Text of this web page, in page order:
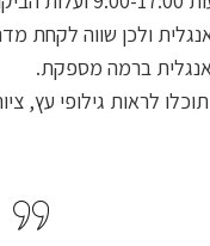
ולכן שווה לקחת
ברמה מספקת.
לראות גילופי עץ,